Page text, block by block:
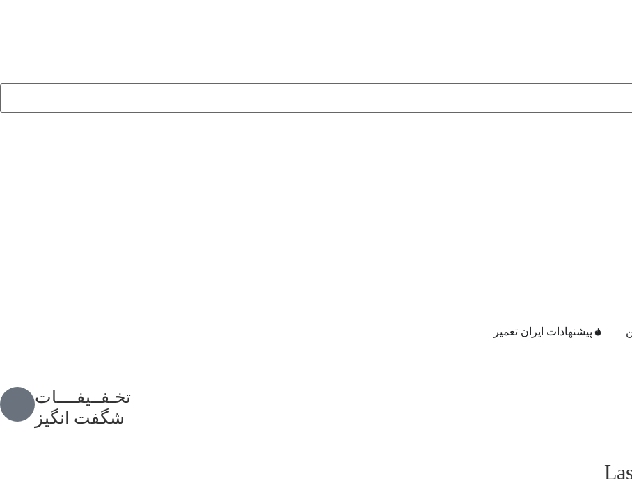
پیشنهادات ایران تعمیر
تخـفــیفــــات
شگفت انگیز